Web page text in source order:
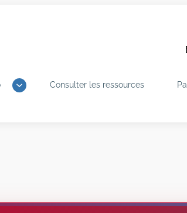
Consulter les ressources